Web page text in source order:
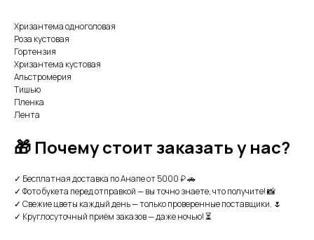
Хризантема одноголовая
Роза кустовая
Гортензия
Хризантема кустовая
Альстромерия
Тишью
Пленка
Лента
🎁 Почему стоит заказать у нас?
✓ Бесплатная доставка по Анапе от 5000 ₽ 🚗
✓ Фото букета перед отправкой — вы точно знаете, что получите! 📸
✓ Свежие цветы каждый день — только проверенные поставщики. 🌷
✓ Круглосуточный приём заказов — даже ночью! ⏳